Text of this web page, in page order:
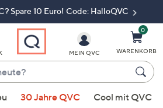
Spare 10 Euro! Code: HalloQVC
MEIN QVC
0
WARENKORB
30 Jahre QVC Cool mit QVC